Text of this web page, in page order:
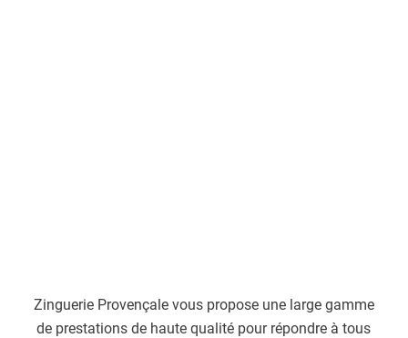
Zinguerie Provençale vous propose une large gamme
de prestations de haute qualité pour répondre à tous